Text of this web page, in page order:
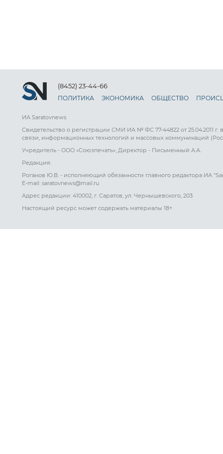
(8452) 23-44-66
ПОЛИТИКА ЭКОНОМИКА ОБЩЕСТВО
ИА Saratovnews
Свидетельство о регистрации СМИ ИА № ФС 77-44822 от 25.04.2011
связи, информационных технологий и массовых коммуникаций
Учредитель - ООО «Союзпечать», Директор - Письменный А.А.
Редакция:
Роганов Ю.В. - исполняющий обязанности главного редактора ИА
E-mail: saratovnews@mail.ru
Адрес редакции: 410002, г. Саратов, ул. Чернышевского, 203
Настоящий ресурс может содержать материалы 18+